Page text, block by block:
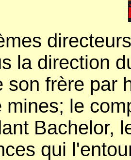
la direction
son frère par
mines; le
Bachelor,
qui